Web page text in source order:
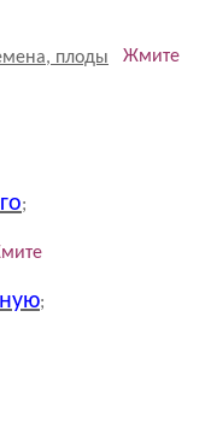
Жмите
;
;